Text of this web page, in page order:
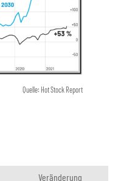
Quelle: Hot Stock Report
Veränderung